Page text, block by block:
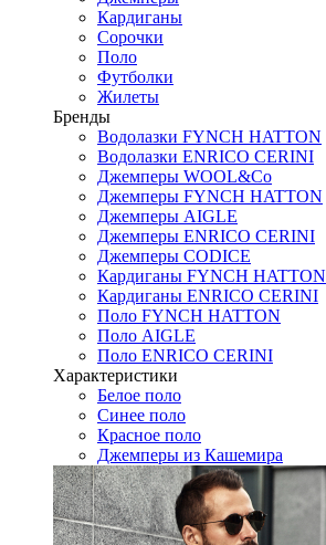
Кардиганы
Сорочки
Поло
Футболки
Жилеты
Бренды
Водолазки FYNCH HATTON
Водолазки ENRICO CERINI
Джемперы WOOL&Co
Джемперы FYNCH HATTON
Джемперы AIGLE
Джемперы ENRICO CERINI
Джемперы CODICE
Кардиганы FYNCH HATTON
Кардиганы ENRICO CERINI
Поло FYNCH HATTON
Поло AIGLE
Поло ENRICO CERINI
Характеристики
Белое поло
Синее поло
Красное поло
Джемперы из Кашемира